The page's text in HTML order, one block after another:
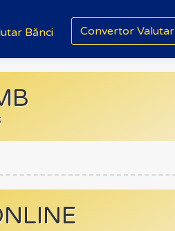
Bănci Convertor Valutar